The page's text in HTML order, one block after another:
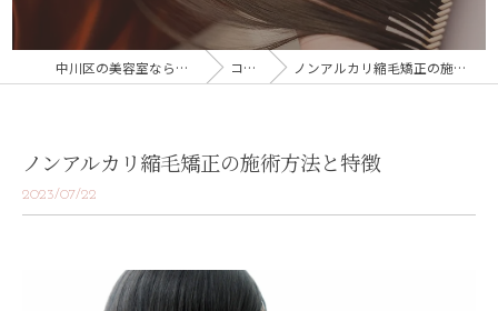
中川区の美容室なら美容室ロゼ コラム ノンアルカリ縮毛矯正の施術方法と特徴
ノンアルカリ縮毛矯正の施術方法と特徴
2023/07/22